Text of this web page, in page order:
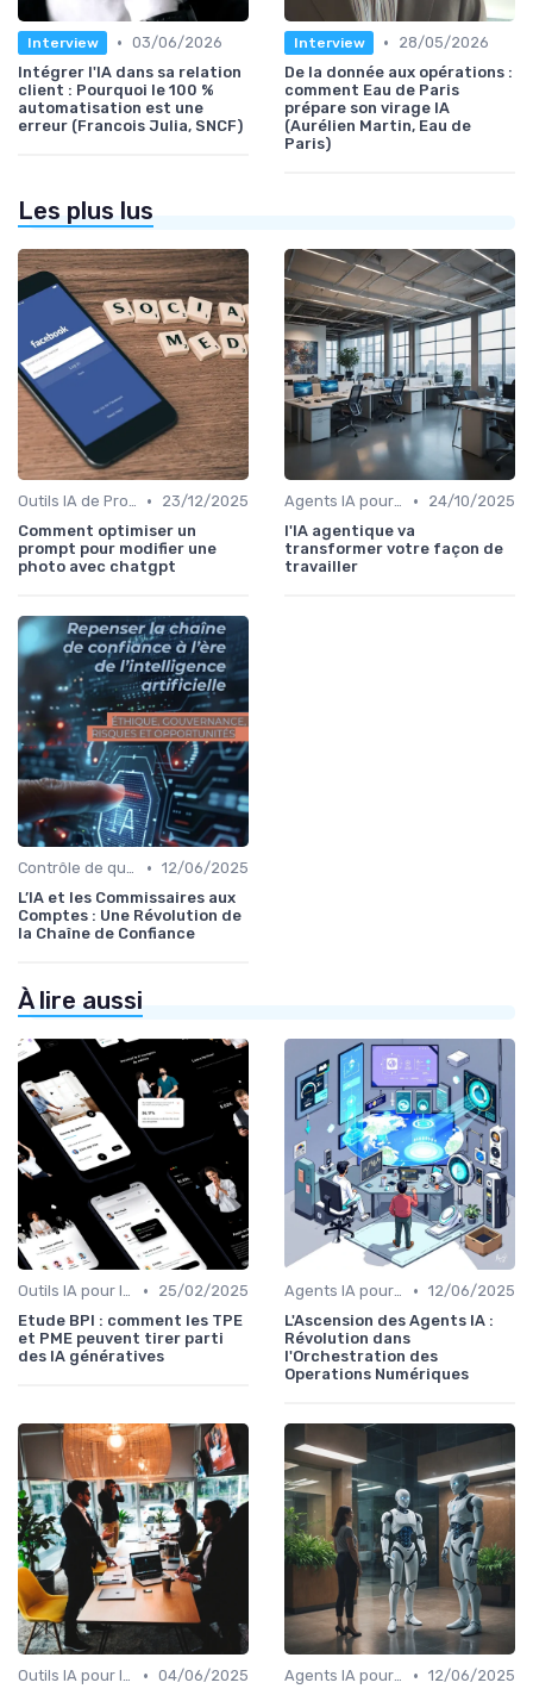
Interview • 03/06/2026
Intégrer l'IA dans sa relation
client : Pourquoi le 100 %
automatisation est une
erreur (Francois Julia, SNCF)
Interview •
28/05/2026
De la donnée aux opérations :
comment Eau de Paris
prépare son virage IA
(Aurélien Martin, Eau de
Paris)
Les plus lus
Outils IA de Productivité •
23/12/2025
Comment optimiser un
prompt pour modifier une
photo avec chatgpt
Agents IA pour les entreprises •
24/10/2025
l'IA agentique va
transformer votre façon de
travailler
Contrôle de qualité via l’IA • 12/06/2025
L’IA et les Commissaires aux
Comptes : Une Révolution de
la Chaîne de Confiance
À lire aussi
Outils IA pour les PME •
25/02/2025
Etude BPI : comment les TPE
et PME peuvent tirer parti
des IA génératives
Agents IA pour les entreprises • 12/06/2025
L'Ascension des Agents IA :
Révolution dans
l'Orchestration des
Operations Numériques
Outils IA pour les équipes • 04/06/2025
Agents IA pour les entreprises • 12/06/2025